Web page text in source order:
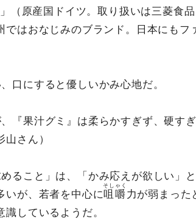
」（原産国ドイツ。取り扱いは三菱食
はおなじみのブランド。日本にもフ
口にすると優しいかみ心地だ。
『果汁グミ』は柔らかすぎず、硬す
さん）
ること」は、「かみ応えが欲しい」
いが、若者を中心に咀嚼
そしゃく
力が弱まった
しているようだ。